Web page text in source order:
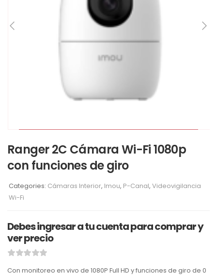
Ranger 2C Cámara Wi-Fi 1080p
con funciones de giro
Categories: Cámaras Interior, Imou, P-Canal, Videovigilancia
Wi-Fi
Debes ingresar a tu cuenta para comprar y
ver precio
Con monitoreo en vivo de 1080P Full HD y funciones de giro de 0